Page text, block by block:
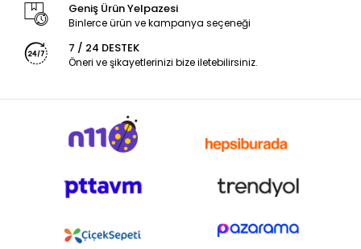
Geniş Ürün Yelpazesi
Binlerce ürün ve kampanya seçeneği
7 / 24 DESTEK
Öneri ve şikayetlerinizi bize iletebilirsiniz.